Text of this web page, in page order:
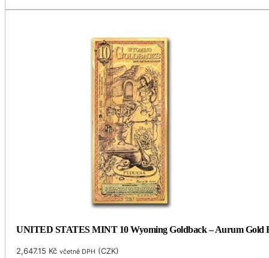
UNITED STATES MINT 10 Wyoming Goldback – Aurum Gold
2,647.15 Kč včetně DPH (CZK)